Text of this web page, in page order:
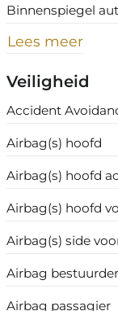
Binnenspiegel
Lees meer
Veiligheid
Accident
Airbag(s) hoofd
Airbag(s) hoofd
Airbag(s) hoofd
Airbag(s) side
Airbag bestuurder
Airbag passagier